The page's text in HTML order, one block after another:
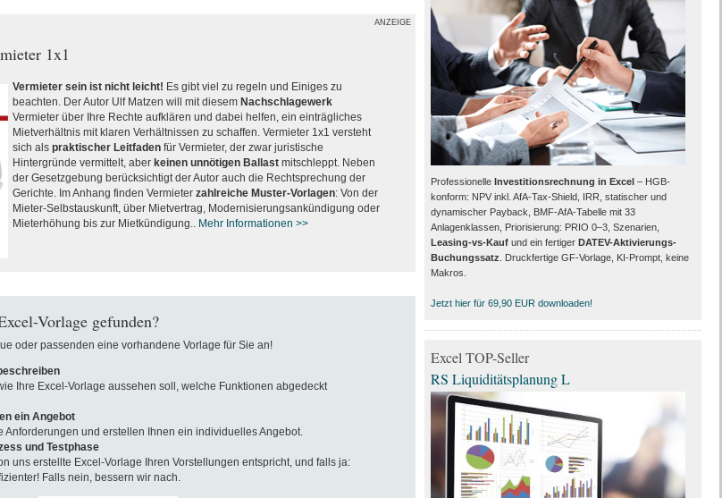
ANZEIGE
1x1
Vermieter sein ist nicht leicht! Es gibt viel zu regeln und Einiges zu
beachten. Der Autor Ulf Matzen will mit diesem Nachschlagewerk
Vermieter über Ihre Rechte aufklären und dabei helfen, ein einträgliches
Mietverhältnis mit klaren Verhältnissen zu schaffen. Vermieter 1x1 versteht
sich als praktischer Leitfadenfür Vermieter, der zwar juristische
Hintergründe vermittelt, aber keinen unnötigen Ballastmitschleppt. Neben
der Gesetzgebung berücksichtigt der Autor auch die Rechtsprechung der
Gerichte. Im Anhang finden Vermieter zahlreiche Muster-Vorlagen: Von der
Mieter-Selbstauskunft, über Mietvertrag, Modernisierungsankündigung oder
Mieterhöhung bis zur Mietkündigung.. Mehr Informationen >>
Vorlage gefunden?
oder passenden eine vorhandene Vorlage für Sie an!
Ihre Excel-Vorlage aussehen soll, welche Funktionen abgedeckt
ein Angebot
Anforderungen und erstellen Ihnen ein individuelles Angebot.
und Testphase
uns erstellte Excel-Vorlage Ihren Vorstellungen entspricht, und falls ja:
Falls nein, bessern wir nach.
Professionelle Investitionsrechnung in Excel– HGB-
konform: NPV inkl. AfA-Tax-Shield, IRR, statischer und
dynamischer Payback, BMF-AfA-Tabelle mit 33
Anlagenklassen, Priorisierung: PRIO 0–3, Szenarien,
Leasing-vs-Kaufund ein fertiger DATEV-Aktivierungs-
Buchungssatz . Druckfertige GF-Vorlage, KI-Prompt, keine
Makros.
Jetzt hier für 69,90 EUR downloaden!
Excel TOP-Seller
RS Liquiditätsplanung L